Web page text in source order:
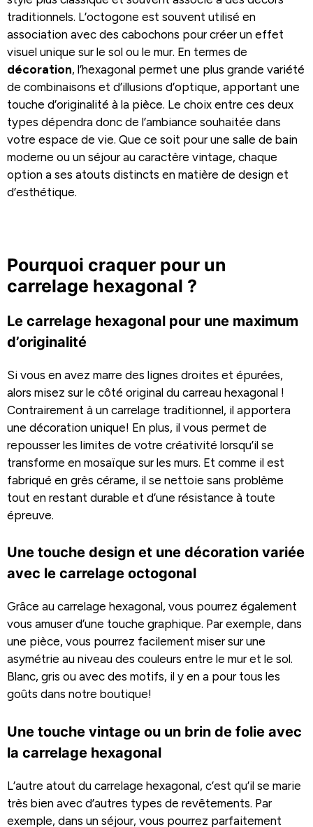
traditionnels. L’octogone est souvent utilisé en
association avec des cabochons pour créer un effet
visuel unique sur le sol ou le mur. En termes de
décoration, l’hexagonal permet une plus grande variété
de combinaisons et d’illusions d’optique, apportant une
touche d’originalité à la pièce. Le choix entre ces deux
types dépendra donc de l’ambiance souhaitée dans
votre espace de vie. Que ce soit pour une salle de bain
moderne ou un séjour au caractère vintage, chaque
option a ses atouts distincts en matière de design et
d’esthétique.
Pourquoi craquer pour un
carrelage hexagonal ?
Le carrelage hexagonal pour une maximum
d’originalité
Si vous en avez marre des lignes droites et épurées,
alors misez sur le côté original du carreau hexagonal !
Contrairement à un carrelage traditionnel, il apportera
une décoration unique! En plus, il vous permet de
repousser les limites de votre créativité lorsqu’il se
transforme en mosaïque sur les murs. Et comme il est
fabriqué en grès cérame, il se nettoie sans problème
tout en restant durable et d’une résistance à toute
épreuve.
Une touche design et une décoration variée
avec le carrelage octogonal
Grâce au carrelage hexagonal, vous pourrez également
vous amuser d’une touche graphique. Par exemple, dans
une pièce, vous pourrez facilement miser sur une
asymétrie au niveau des couleurs entre le mur et le sol.
Blanc, gris ou avec des motifs, il y en a pour tous les
goûts dans notre boutique!
Une touche vintage ou un brin de folie avec
la carrelage hexagonal
L’autre atout du carrelage hexagonal, c’est qu’il se marie
très bien avec d’autres types de revêtements. Par
exemple, dans un séjour, vous pourrez parfaitement